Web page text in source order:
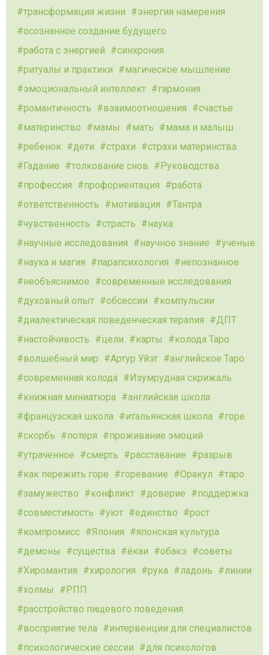
трансформация жизни
энергия намерения
осознанное создание будущего
работа с энергией
синхрония
ритуалы и практики
магическое мышление
эмоциональный интеллект
гармония
романтичность
взаимоотношения
счастье
материнство
мамы мать
мама и малыш
ребенок
дети страхи
страхи материнства
Гадание
толкование снов
Руководства
профессия
профориентация
работа
ответственность
мотивация
Тантра
чувственность
страсть
наука
научные исследования
научное знание
ученые
наука и магия
парапсихология
непознанное
необъяснимое
современные исследования
духовный опыт
обсессии
компульсии
диалектическая поведенческая терапия
ДПТ
настойчивость
цели карты
колода Таро
волшебный мир
Артур Уйэт
английское Таро
современная колода
Изумрудная скрижаль
книжная миниатюра
английская школа
французская школа
итальянская школа
горе
скорбь
потеря
проживание эмоций
утраченное
смерть расставание
разрыв
как пережить горе
горевание Оракул
таро
замужество
конфликт доверие
поддержка
совместимость
уют единство
рост
компромисс
Япония
японская культура
демоны
существа ёкаи обакэ
советы
Хиромантия
хирология рука ладонь
линии
холмы
РПП
расстройство пищевого поведения
восприятие тела
интервенции для специалистов
психологические сессии
для психологов